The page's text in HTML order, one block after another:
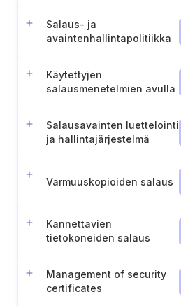
Salaus- ja
avaintenhallintapolitiikka
Käytettyjen
salausmenetelmien avulla
Salausavainten luettelointi
ja hallintajärjestelmä
Varmuuskopioiden salaus
Kannettavien
tietokoneiden salaus
Management of security
certificates